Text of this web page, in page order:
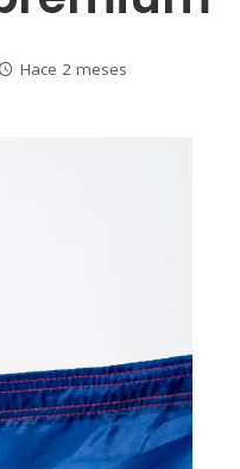
Hace 2 meses